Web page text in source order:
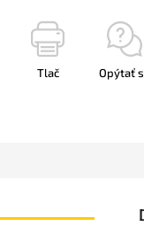
Tlač Opýtať